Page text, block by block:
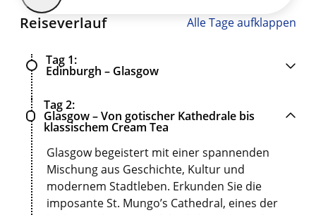
Reiseverlauf Alle Tage aufklappen
Tag 1
Edinburgh – Glasgow
Tag 2
Glasgow – Von gotischer Kathedrale bis
klassischem Cream Tea
Glasgow begeistert mit einer spannenden
Mischung aus Geschichte, Kultur und
modernem Stadtleben. Erkunden Sie die
imposante St. Mungo’s Cathedral, eines der